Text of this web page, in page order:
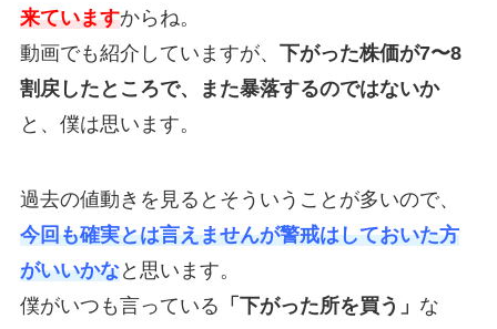
来ていますからね。
動画でも紹介していますが、 下がった株価が7〜8
割戻したところで、また暴落するのではないか
と、僕は思います。
過去の値動きを見るとそういうことが多いので、
今回も確実とは言えませんが警戒はしておいた方
がいいかなと思います。
僕がいつも言っている 「下がった所を買う」 な